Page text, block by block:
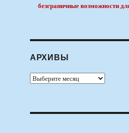
безграничные возможности
АРХИВЫ
Архивы